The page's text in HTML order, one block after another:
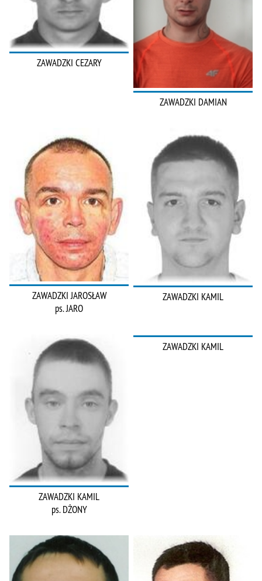
ZAWADZKI CEZARY
ZAWADZKI DAMIAN
ZAWADZKI JAROSŁAW
ps. JARO
ZAWADZKI KAMIL
ZAWADZKI KAMIL
ps. DŻONY
ZAWADZKI KAMIL